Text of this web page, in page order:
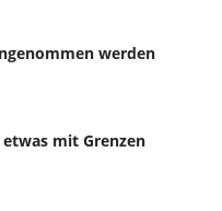
werden
mit Grenzen